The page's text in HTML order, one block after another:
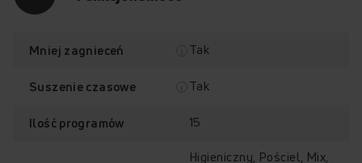
Mniej zagnieceń Tak
Suszenie czasowe Tak
Ilość programów 15
Higieniczny, Pościel, Mix,